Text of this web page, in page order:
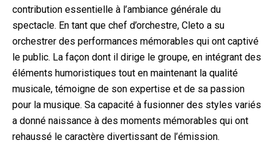
contribution essentielle à l’ambiance générale du
spectacle. En tant que chef d’orchestre, Cleto a su
orchestrer des performances mémorables qui ont captivé
le public. La façon dont il dirige le groupe, en intégrant des
éléments humoristiques tout en maintenant la qualité
musicale, témoigne de son expertise et de sa passion
pour la musique. Sa capacité à fusionner des styles variés
a donné naissance à des moments mémorables qui ont
rehaussé le caractère divertissant de l’émission.